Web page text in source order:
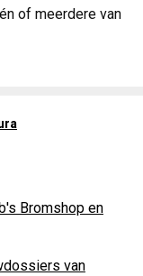
of meerdere van
Bromshop en
van